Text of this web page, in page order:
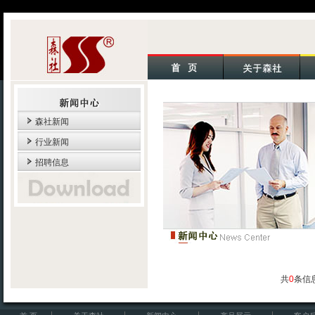
森社新闻
行业新闻
招聘信息
共0条信